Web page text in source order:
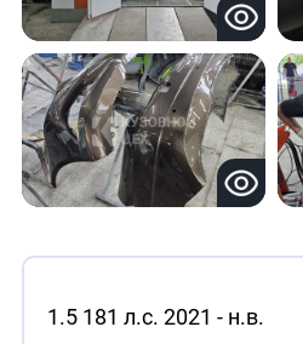
1.5 181 л.с. 2021 - н.в.